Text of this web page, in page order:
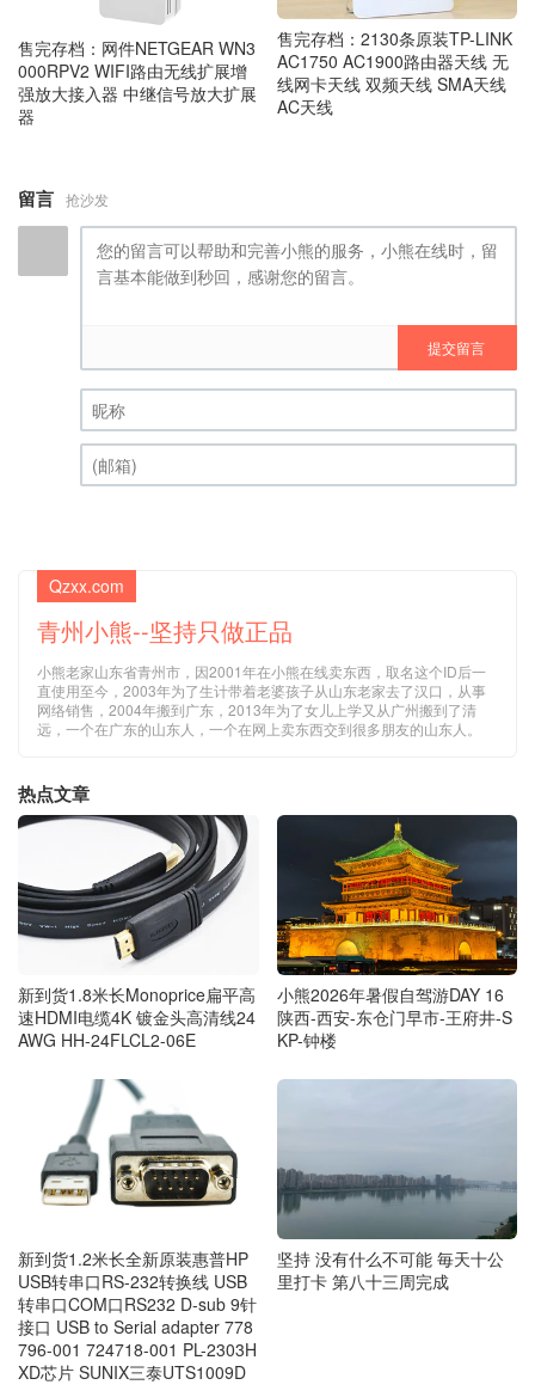
售完存档：网件NETGEAR WN3
000RPV2 WIFI路由无线扩展增
强放大接入器 中继信号放大扩展
器
售完存档：2130条原装TP-LINK
AC1750 AC1900路由器天线 无
线网卡天线 双频天线 SMA天线
AC天线
留言 抢沙发
提交留言
昵称 (必填)
Qzxx.com
青州小熊--坚持只做正品
小熊老家山东省青州市，因2001年在小熊在线卖东西，取名这个ID后一
直使用至今，2003年为了生计带着老婆孩子从山东老家去了汉口，从事
网络销售，2004年搬到广东，2013年为了女儿上学又从广州搬到了清
远，一个在广东的山东人，一个在网上卖东西交到很多朋友的山东人。
热点文章
新到货1.8米长Monoprice扁平高
速HDMI电缆4K 镀金头高清线24
AWG HH-24FLCL2-06E
小熊2026年暑假自驾游DAY 16
陕西-西安-东仓门早市-王府井-S
KP-钟楼
新到货1.2米长全新原装惠普HP
USB转串口RS-232转换线 USB
转串口COM口RS232 D-sub 9针
接口 USB to Serial adapter 778
796-001 724718-001 PL-2303H
XD芯片 SUNIX三泰UTS1009D
坚持 没有什么不可能 毎天十公
里打卡 第八十三周完成